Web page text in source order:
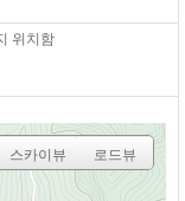
위치함
스카이뷰 로드뷰